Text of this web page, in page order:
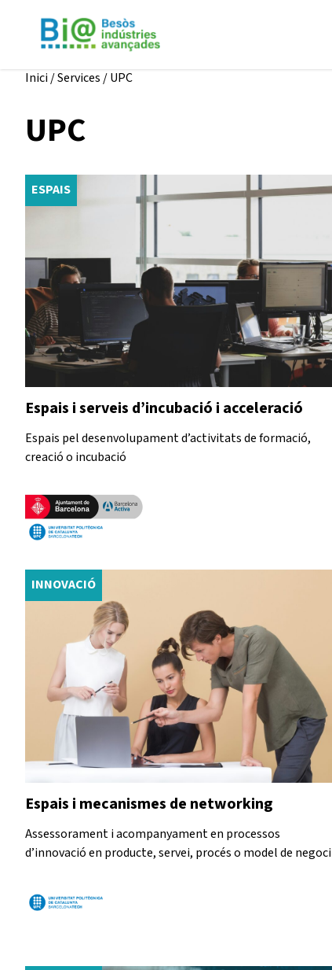
Inici/Services /UPC
UPC
ESPAIS
Espais i serveis d’incubació i acceleració
Espais pel desenvolupament d’activitats de formació,
creació o incubació
INNOVACIÓ
Espais i mecanismes de networking
Assessorament i acompanyament en processos
d’innovació en producte, servei, procés o model de negoci